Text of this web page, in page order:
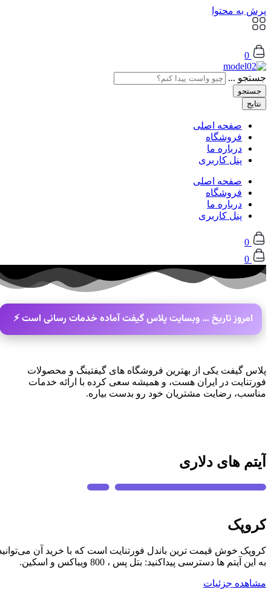
پرش به محتوا
0
جستجو ...
جستجو
نتایج
صفحه اصلی
فروشگاه
درباره ما
پنل کاربری
صفحه اصلی
فروشگاه
درباره ما
پنل کاربری
0
0
امروز تاریخ…وبسایت پلاس گیفت آماده خدمات رسانی است ⚡️
پلاس گیفت یکی از بهترین فروشگاه های گیفتینگ و محصولات
فورتنایت در ایران هست، و همیشه سعی کرده با ارائه خدمات
مناسب، رضایت مشتریان خود رو بدست بیاره.
آیتم های دلاری
کروپک
کروپک خوش قیمت ترین باندل فورتنایت است که با خرید آن می‌توانید
به این آیتم ها دسترسی پیداکنید: بتل پس ، 800 ویباکس و اسکین.
مشاهده جزئیات